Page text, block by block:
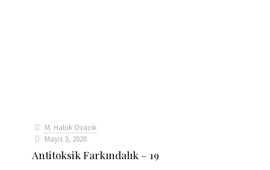
M. Haluk Ovacık
Mayıs 3, 2020
Antitoksik Farkındalık – 19